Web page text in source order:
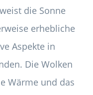
die Sonne
erhebliche
Aspekte in
Die Wolken
Wärme und das